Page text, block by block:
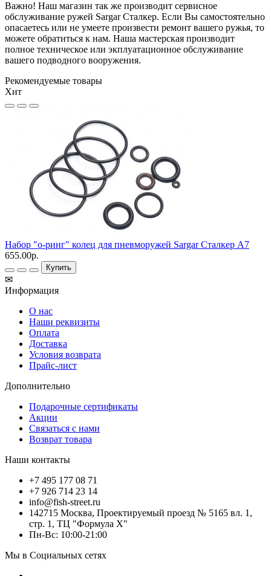
Важно! Наш магазин так же производит сервисное
обслуживание ружей Sargar Сталкер. Если Вы самостоятельно
опасаетесь или не умеете произвести ремонт вашего ружья, то
можете обратиться к нам. Наша мастерская производит
полное техническое или экплуатационное обслуживание
вашего подводного вооружения.
Рекомендуемые товары
Хит
Набор "о-ринг" колец для пневморужей Sargar Сталкер А7
655.00р.
Купить
✉
Информация
О нас
Наши реквизиты
Оплата
Доставка
Условия возврата
Прайс-лист
Дополнительно
Подарочные сертификаты
Акции
Связаться с нами
Возврат товара
Наши контакты
+7 495 177 08 71
+7 926 714 23 14
info@fish-street.ru
142715 Москва, Проектируемый проезд № 5165 вл. 1,
стр. 1, ТЦ "Формула X"
Пн-Вс: 10:00-21:00
Мы в Социальных сетях